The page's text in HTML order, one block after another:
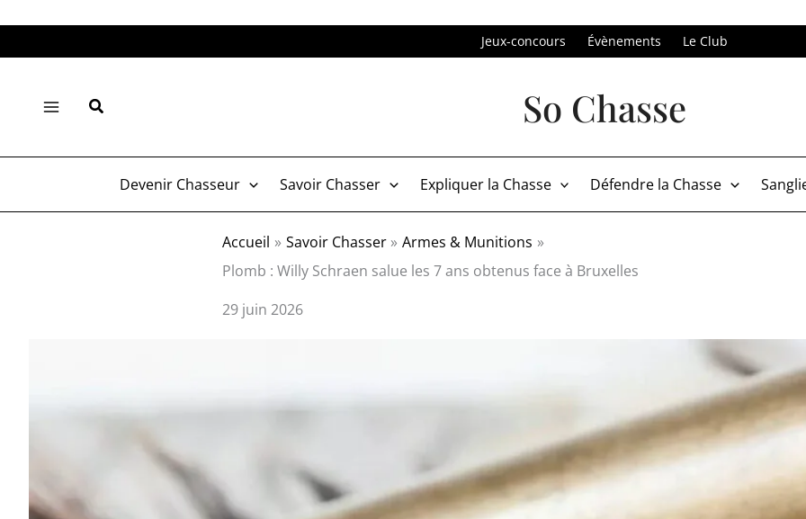
au
Jeux-concours Évènements Le Club
Rechercher So Chasse
Devenir Chasseur Savoir Chasser Expliquer la Chasse Défendre la Chasse
Accueil Savoir Chasser
Armes & Munitions
Plomb : Willy Schraen salue les 7 ans obtenus face à Bruxelles
29 juin 2026